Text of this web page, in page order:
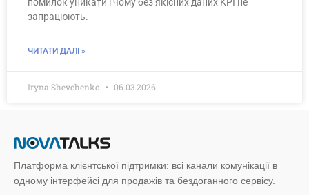
помилок уникати і чому без якісних даних KPI не
запрацюють.
ЧИТАТИ ДАЛІ »
Iryna Shevchenko 06.03.2026
Платформа клієнтської підтримки: всі канали комунікації в
одному інтерфейсі для продажів та бездоганного сервісу.